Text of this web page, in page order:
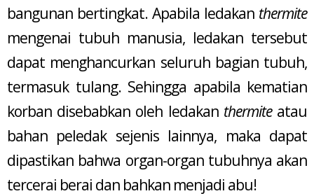
bangunan bertingkat. Apabila ledakan thermite
mengenai tubuh manusia, ledakan tersebut
dapat menghancurkan seluruh bagian tubuh,
termasuk tulang. Sehingga apabila kematian
korban disebabkan oleh ledakan thermiteatau
bahan peledak sejenis lainnya, maka dapat
dipastikan bahwa organ-organ tubuhnya akan
tercerai berai dan bahkan menjadi abu!